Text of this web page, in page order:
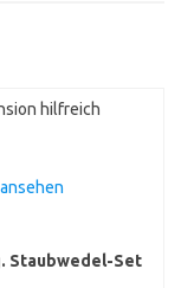
hilfreich
Staubwedel-Set